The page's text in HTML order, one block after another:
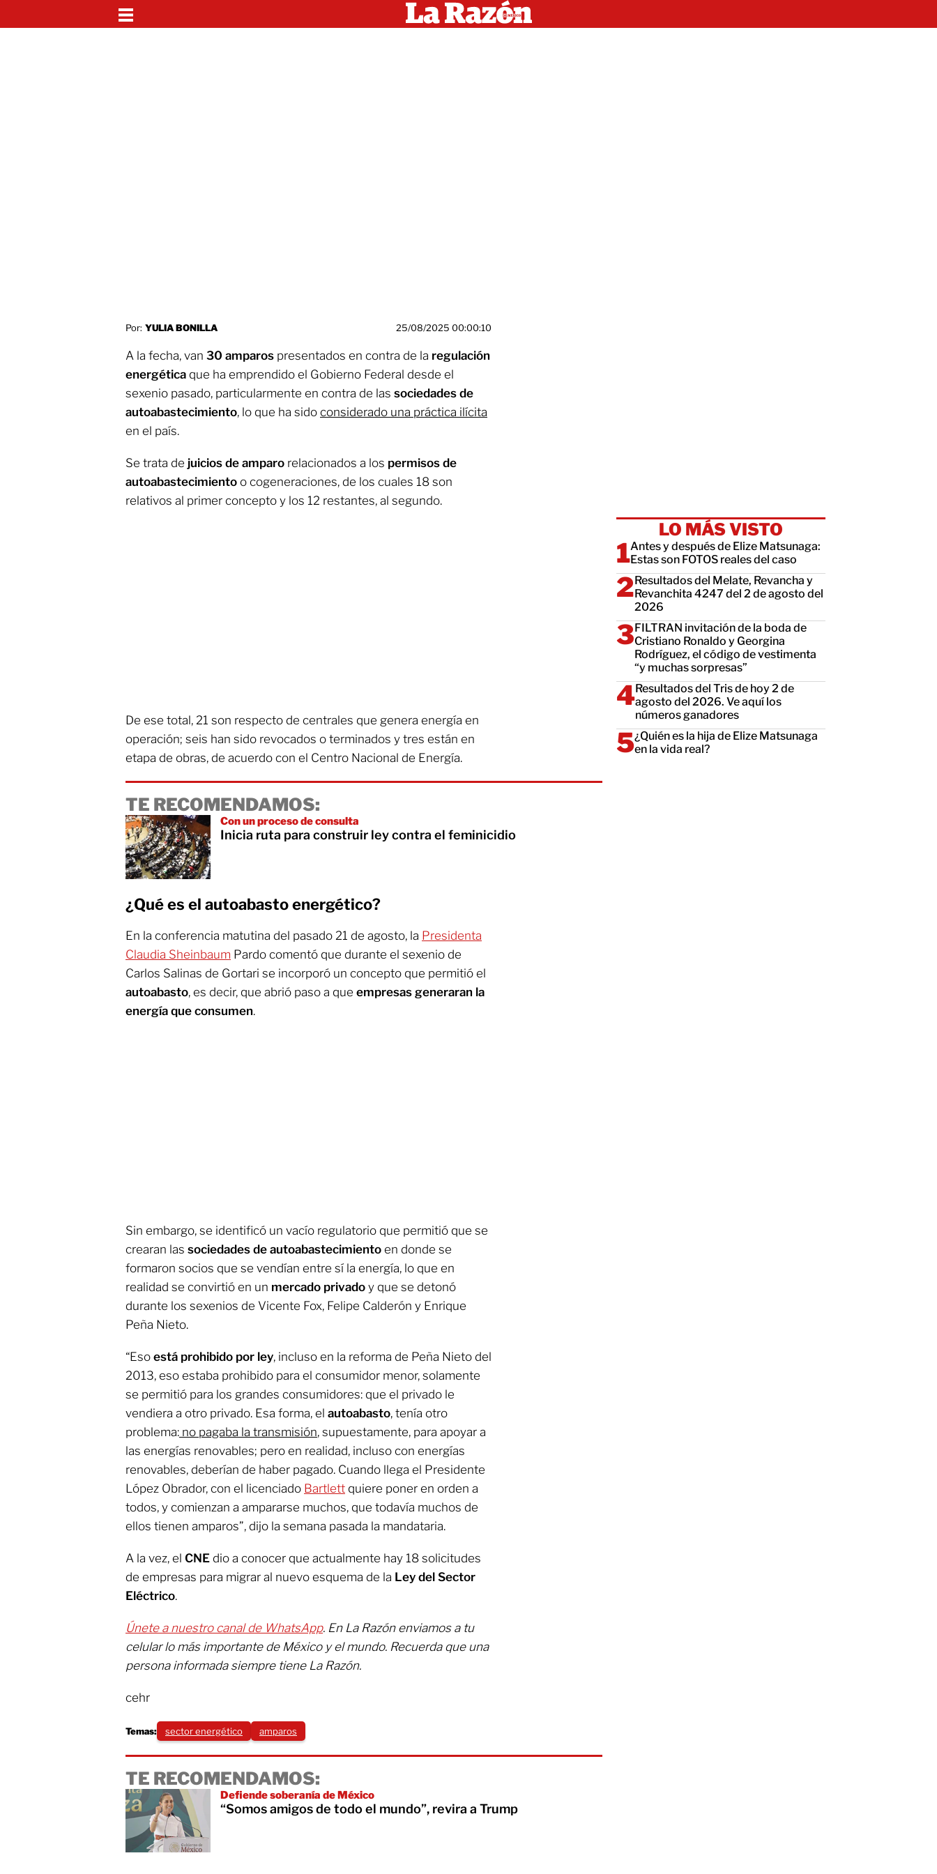
Por: YULIA BONILLA 25/08/2025 00:00:10
A la fecha, van 30 amparos presentados en contra de la regulación
energética que ha emprendido el Gobierno Federal desde el
sexenio pasado, particularmente en contra de las sociedades de
autoabastecimiento, lo que ha sido considerado una práctica ilícita
en el país.
Se trata de juicios de amparo relacionados a los permisos de
autoabastecimiento o cogeneraciones, de los cuales 18 son
relativos al primer concepto y los 12 restantes, al segundo.
De ese total, 21 son respecto de centrales que genera energía en
operación; seis han sido revocados o terminados y tres están en
etapa de obras, de acuerdo con el Centro Nacional de Energía.
TE RECOMENDAMOS:
Con un proceso de consulta
Inicia ruta para construir ley contra el feminicidio
¿Qué es el autoabasto energético?
En la conferencia matutina del pasado 21 de agosto, la Presidenta
Claudia Sheinbaum Pardo comentó que durante el sexenio de
Carlos Salinas de Gortari se incorporó un concepto que permitió el
autoabasto, es decir, que abrió paso a que empresas generaran la
energía que consumen.
Sin embargo, se identificó un vacío regulatorio que permitió que se
crearan las sociedades de autoabastecimiento en donde se
formaron socios que se vendían entre sí la energía, lo que en
realidad se convirtió en un mercado privado y que se detonó
durante los sexenios de Vicente Fox, Felipe Calderón y Enrique
Peña Nieto.
“Eso está prohibido por ley, incluso en la reforma de Peña Nieto del
2013, eso estaba prohibido para el consumidor menor, solamente
se permitió para los grandes consumidores: que el privado le
vendiera a otro privado. Esa forma, el autoabasto, tenía otro
problema: no pagaba la transmisión, supuestamente, para apoyar a
las energías renovables; pero en realidad, incluso con energías
renovables, deberían de haber pagado. Cuando llega el Presidente
López Obrador, con el licenciado Bartlett quiere poner en orden a
todos, y comienzan a ampararse muchos, que todavía muchos de
ellos tienen amparos”, dijo la semana pasada la mandataria.
A la vez, el CNE dio a conocer que actualmente hay 18 solicitudes
de empresas para migrar al nuevo esquema de la Ley del Sector
Eléctrico.
Únete a nuestro canal de WhatsApp. En La Razón enviamos a tu
celular lo más importante de México y el mundo. Recuerda que una
persona informada siempre tiene La Razón.
cehr
Temas: sector energético amparos
TE RECOMENDAMOS:
Defiende soberanía de México
“Somos amigos de todo el mundo”, revira a Trump
LO MÁS VISTO
Antes y después de Elize Matsunaga:
Estas son FOTOS reales del caso
Resultados del Melate, Revancha y
Revanchita 4247 del 2 de agosto del
2026
FILTRAN invitación de la boda de
Cristiano Ronaldo y Georgina
Rodríguez, el código de vestimenta
“y muchas sorpresas”
Resultados del Tris de hoy 2 de
agosto del 2026. Ve aquí los
números ganadores
¿Quién es la hija de Elize Matsunaga
en la vida real?